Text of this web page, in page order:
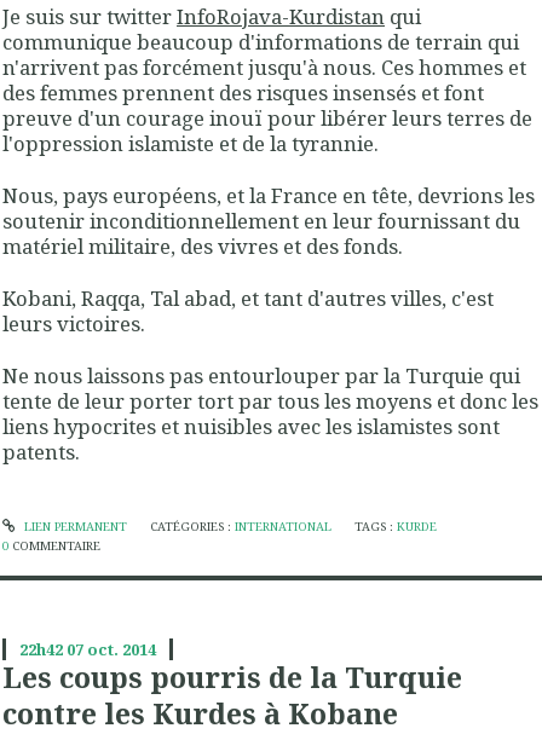
Je suis sur twitterInfoRojava-Kurdistan qui
communique beaucoup d'informations de terrain qui
n'arrivent pas forcément jusqu'à nous. Ces hommes et
des femmes prennent des risques insensés et font
preuve d'un courage inouï pour libérer leurs terres de
l'oppression islamiste et de la tyrannie.
Nous, pays européens, et la France en tête, devrions les
soutenir inconditionnellement en leur fournissant du
matériel militaire, des vivres et des fonds.
Kobani, Raqqa, Tal abad, et tant d'autres villes, c'est
leurs victoires.
Ne nous laissons pas entourlouper par la Turquie qui
tente de leur porter tort par tous les moyens et donc les
liens hypocrites et nuisibles avec les islamistes sont
patents.
LIEN PERMANENT CATÉGORIES : INTERNATIONAL TAGS :KURDE
0 COMMENTAIRE
22h42 07 oct. 2014
Les coups pourris de la Turquie
contre les Kurdes à Kobane